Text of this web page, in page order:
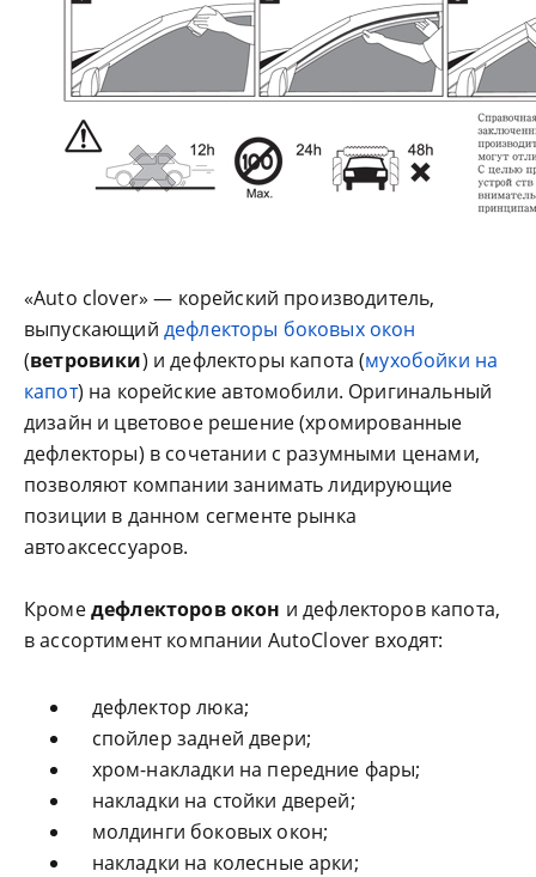
«Auto clover» — корейский производитель,
выпускающий дефлекторы боковых окон
(ветровики) и дефлекторы капота (мухобойки на
капот) на корейские автомобили. Оригинальный
дизайн и цветовое решение (хромированные
дефлекторы) в сочетании с разумными ценами,
позволяют компании занимать лидирующие
позиции в данном сегменте рынка
автоаксессуаров.
Кромедефлекторов окон и дефлекторов капота,
в ассортимент компании AutoClover входят:
дефлектор люка;
спойлер задней двери;
хром-накладки на передние фары;
накладки на стойки дверей;
молдинги боковых окон;
накладки на колесные арки;